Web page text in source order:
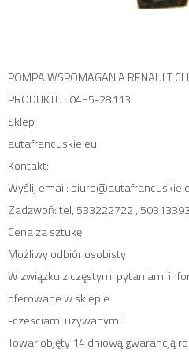
POMPA WSPOMAGANIA RENAULT
PRODUKTU : 04E5-28113
Sklep
autafrancuskie.eu
Kontakt:
Wyślij email:
Zadzwoń: tel, 533222722 ,
Cena za sztukę
Możliwy odbiór osobisty
W związku z częstymi pytaniami
oferowane w sklepie
-czesciami uzywanymi.
Towar objęty 14 dniową gwarancją